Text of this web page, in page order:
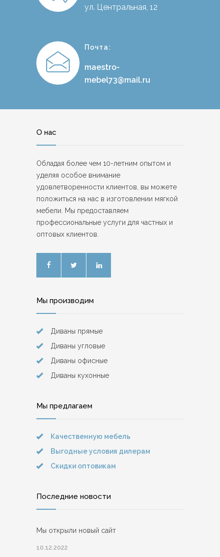
ул. Центральная, 12
Почта:
maestro-
mebel73@mail.ru
О нас
Обладая более чем 10-летним опытом и
уделяя особое внимание
удовлетворенности клиентов, вы можете
положиться на нас в изготовлении мягкой
мебели. Мы предоставляем
профессиональные услуги для частных и
оптовых клиентов.
Мы производим
Диваны прямые
Диваны угловые
Диваны офисные
Диваны кухонные
Мы предлагаем
Качественную мебель
Выгодные условия дилерам
Скидки оптовикам
Последние новости
Мы открыли новый сайт
10.12.2022